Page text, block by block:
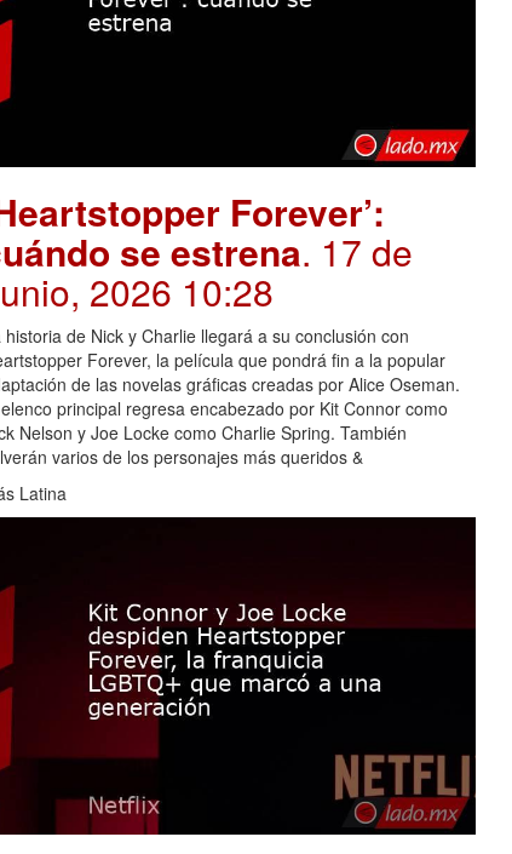
Forever’:
se estrena. 17 de
2026 10:28
historia de Nick y Charlie llegará a su conclusión con
Forever, la película que pondrá fin a la popular
de las novelas gráficas creadas por Alice Oseman.
principal regresa encabezado por Kit Connor como
Nelson y Joe Locke como Charlie Spring. También
varios de los personajes más queridos &
Latina